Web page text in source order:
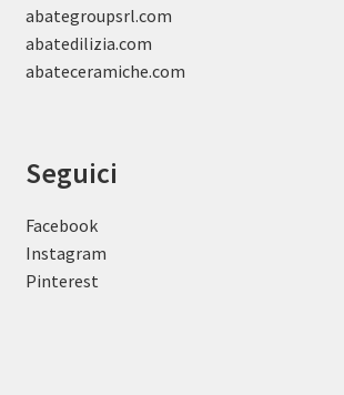
abategroupsrl.com
abatedilizia.com
abateceramiche.com
Seguici
Facebook
Instagram
Pinterest